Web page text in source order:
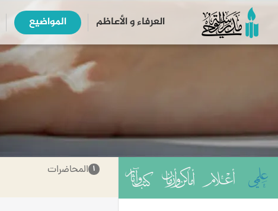
العرفاء و الأعاظم المواضیع
۱ المحاضرات